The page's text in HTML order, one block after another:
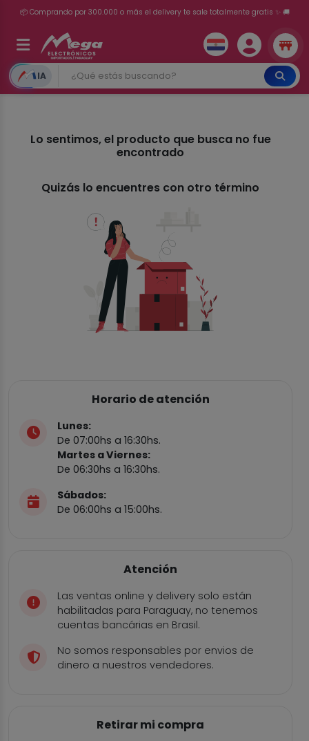
📦 Comprando por 300.000 o más el delivery te sale totalmente gratis ✨ 🚚
💳 ¡HASTA 24 CUOTAS SIN INTERÉS con tarjetas adheridas!
IA
Lo sentimos, el producto que busca no fue
encontrado
Quizás lo encuentres con otro término
Horario de atención
Lunes:
De 07:00hs a 16:30hs.
Martes a Viernes:
De 06:30hs a 16:30hs.
Sábados:
De 06:00hs a 15:00hs.
Atención
Las ventas online y delivery solo están
habilitadas para Paraguay, no tenemos
cuentas bancárias en Brasil.
No somos responsables por envios de
dinero a nuestros vendedores.
Retirar mi compra